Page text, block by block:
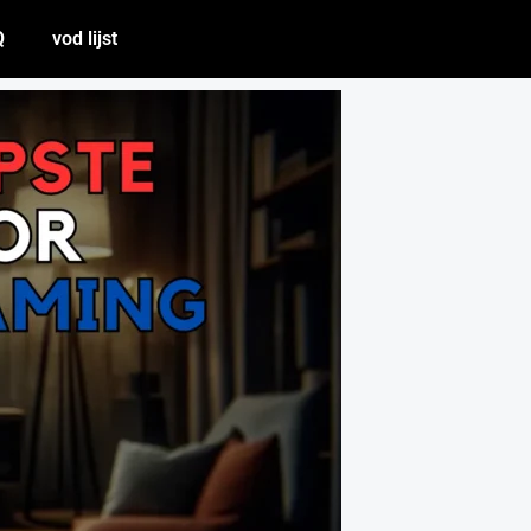
vod lijst